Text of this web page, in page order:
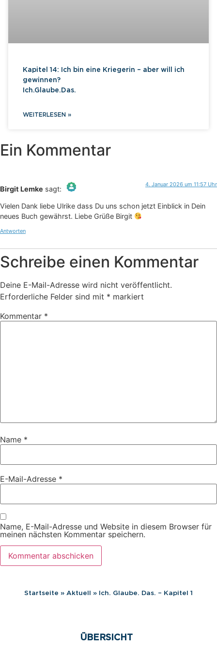
Kapitel 14: Ich bin eine Kriegerin – aber will ich
gewinnen?
Ich.Glaube.Das.
WEITERLESEN »
Ein Kommentar
Birgit Lemke sagt:
Das „Echte-Person“-Abzeichen!
Anti-Spam von CleanTalk
4. Januar 2026 um 11:57 Uhr
Vielen Dank liebe Ulrike dass Du uns schon jetzt Einblick in Dein
neues Buch gewährst. Liebe Grüße Birgit
Antworten
Schreibe einen Kommentar
Deine E-Mail-Adresse wird nicht veröffentlicht.
Erforderliche Felder sind mit * markiert
Kommentar *
Name *
E-Mail-Adresse *
Name, E-Mail-Adresse und Website in diesem Browser für
meinen nächsten Kommentar speichern.
Startseite » Aktuell » Ich. Glaube. Das. – Kapitel 1
ÜBERSICHT